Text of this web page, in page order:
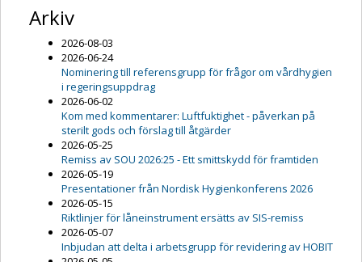
Arkiv
2026-08-03
2026-06-24
Nominering till referensgrupp för frågor om vårdhygien
i regeringsuppdrag
2026-06-02
Kom med kommentarer: Luftfuktighet - påverkan på
sterilt gods och förslag till åtgärder
2026-05-25
Remiss av SOU 2026:25 - Ett smittskydd för framtiden
2026-05-19
Presentationer från Nordisk Hygienkonferens 2026
2026-05-15
Riktlinjer för låneinstrument ersätts av SIS-remiss
2026-05-07
Inbjudan att delta i arbetsgrupp för revidering av HOBIT